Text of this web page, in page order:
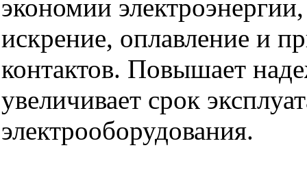
экономии
искрение, оплавление и
контактов. Повышает
увеличивает срок
электрооборудования.